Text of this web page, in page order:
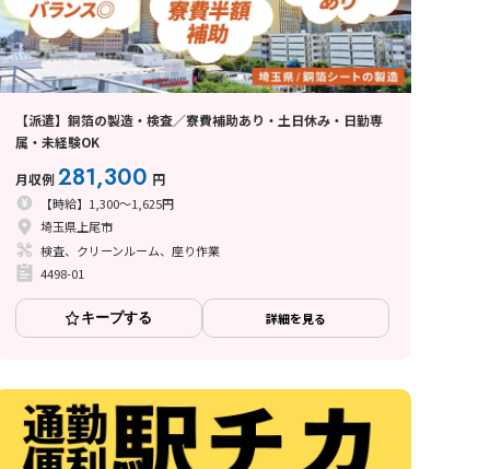
【派遣】銅箔の製造・検査／寮費補助あり・土日休み・日勤専
属・未経験OK
月収例281,300 円
【時給】1,300～1,625円
埼玉県上尾市
検査、クリーンルーム、座り作業
4498-01
キープする 詳細を見る